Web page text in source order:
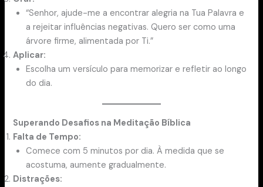
“Senhor, ajude-me a encontrar alegria na Tua Palavra e
a rejeitar influências negativas. Quero ser como uma
árvore firme, alimentada por Ti.”
Aplicar:
Escolha um versículo para memorizar e refletir ao longo
do dia.
Superando Desafios na Meditação Bíblica
Falta de Tempo:
Comece com 5 minutos por dia. À medida que se
acostuma, aumente gradualmente.
Distrações: